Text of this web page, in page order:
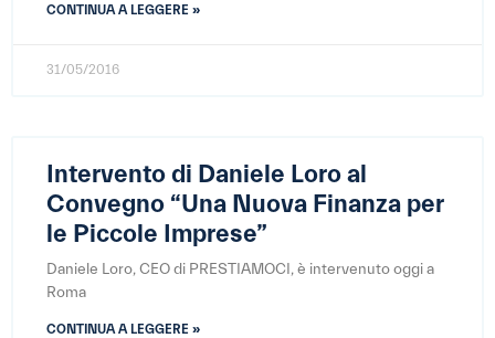
CONTINUA A LEGGERE »
31/05/2016
Intervento di Daniele Loro al
Convegno “Una Nuova Finanza per
le Piccole Imprese”
Daniele Loro, CEO di PRESTIAMOCI, è intervenuto oggi a
Roma
CONTINUA A LEGGERE »